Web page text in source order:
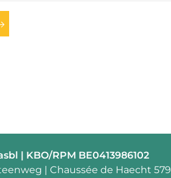
| KBO/RPM BE0413986102
| Chaussée de Haecht 579